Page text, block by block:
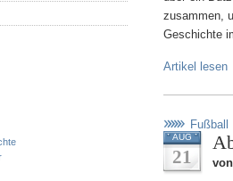
zusammen,
Geschichte
Artikel lesen
Fußball
AUG
21